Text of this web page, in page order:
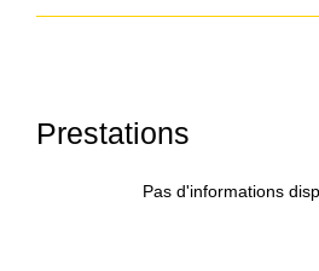
Prestations
Pas d'informations